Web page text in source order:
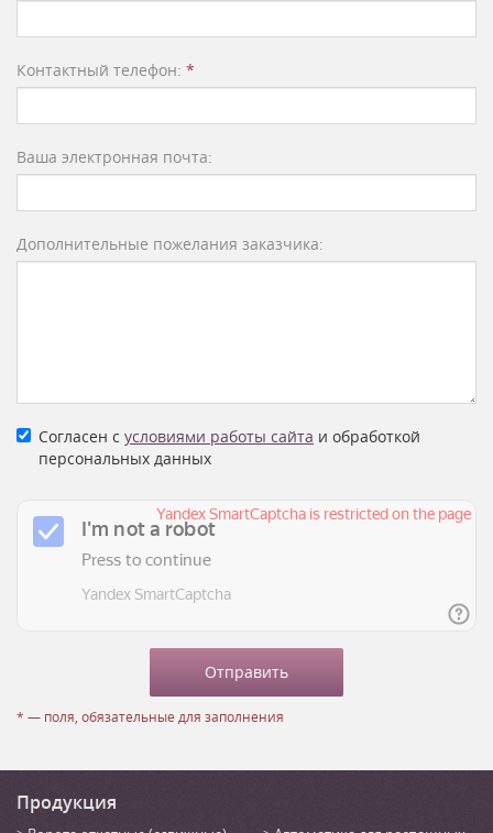
Контактный телефон: *
Ваша электронная почта:
Дополнительные пожелания заказчика:
Согласен с условиями работы сайта и обработкой
персональных данных
* — поля, обязательные для заполнения
Продукция